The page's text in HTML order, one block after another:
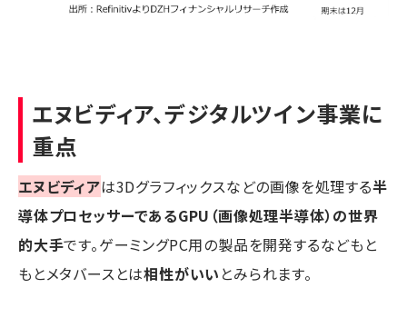
エヌビディア、デジタルツイン事業に
重点
エヌビディアは3Dグラフィックスなどの画像を処理する半
導体プロセッサーであるGPU（画像処理半導体）の世界
的大手です。ゲーミングPC用の製品を開発するなどもと
もとメタバースとは相性がいい とみられます。